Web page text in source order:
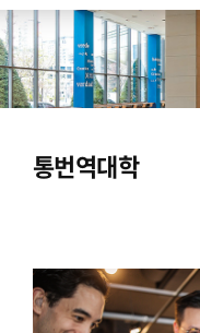
통번역대학